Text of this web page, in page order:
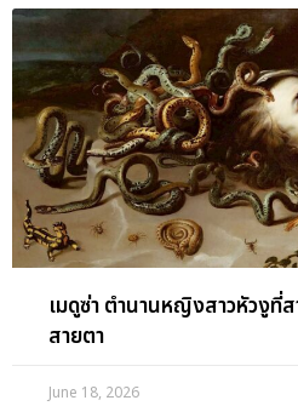
เมดูซ่า ตำนานหญิงสาวหัวงูที่
สายตา
June 18, 2026